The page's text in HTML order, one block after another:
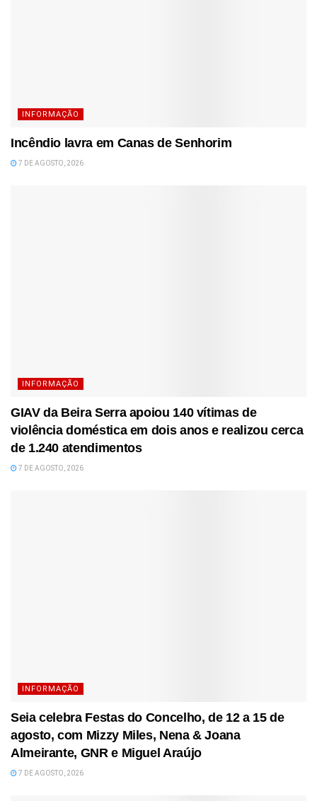
INFORMAÇÃO
Incêndio lavra em Canas de Senhorim
7 DE AGOSTO, 2026
INFORMAÇÃO
GIAV da Beira Serra apoiou 140 vítimas de
violência doméstica em dois anos e realizou cerca
de 1.240 atendimentos
7 DE AGOSTO, 2026
INFORMAÇÃO
Seia celebra Festas do Concelho, de 12 a 15 de
agosto, com Mizzy Miles, Nena & Joana
Almeirante, GNR e Miguel Araújo
7 DE AGOSTO, 2026